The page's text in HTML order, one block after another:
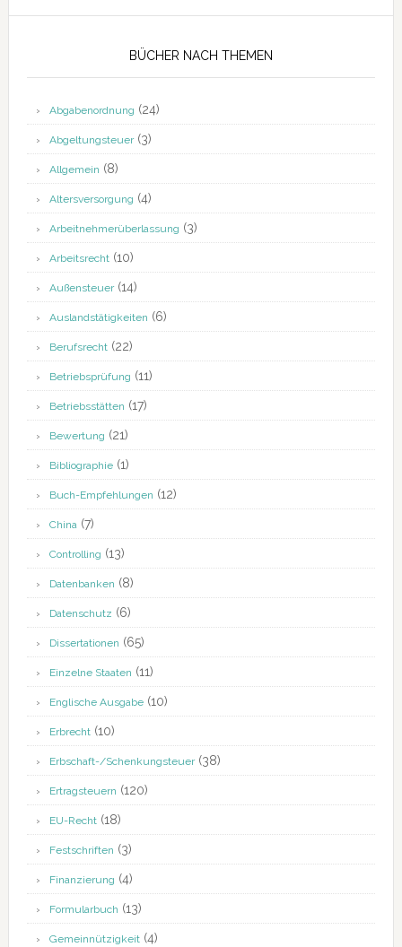
BÜCHER NACH THEMEN
Abgabenordnung (24)
Abgeltungsteuer(3)
Allgemein (8)
Altersversorgung (4)
Arbeitnehmerüberlassung (3)
Arbeitsrecht(10)
Außensteuer(14)
Auslandstätigkeiten (6)
Berufsrecht(22)
Betriebsprüfung (11)
Betriebsstätten (17)
Bewertung (21)
Bibliographie(1)
Buch-Empfehlungen (12)
China(7)
Controlling (13)
Datenbanken (8)
Datenschutz (6)
Dissertationen (65)
Einzelne Staaten (11)
Englische Ausgabe(10)
Erbrecht(10)
Erbschaft-/Schenkungsteuer(38)
Ertragsteuern (120)
EU-Recht(18)
Festschriften (3)
Finanzierung (4)
Formularbuch (13)
Gemeinnützigkeit(4)